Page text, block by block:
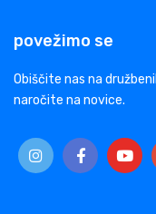
povežimo se
Obiščite nas na
naročite na novice.